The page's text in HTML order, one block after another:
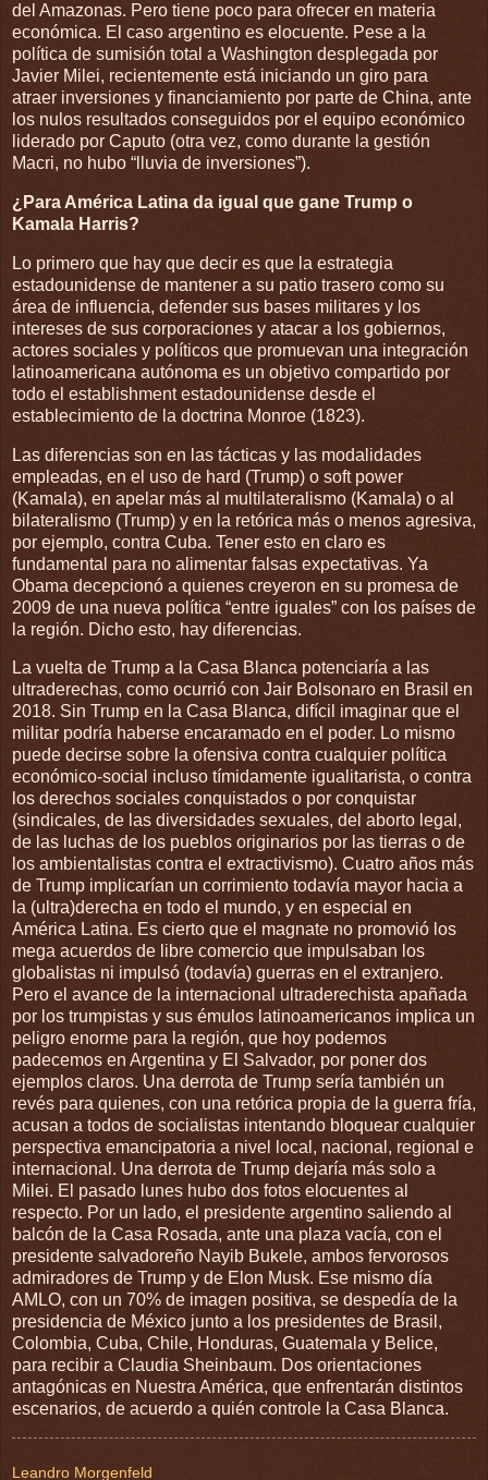
del Amazonas. Pero tiene poco para ofrecer en materia
económica. El caso argentino es elocuente. Pese a la
política de sumisión total a Washington desplegada por
Javier Milei, recientemente está iniciando un giro para
atraer inversiones y financiamiento por parte de China, ante
los nulos resultados conseguidos por el equipo económico
liderado por Caputo (otra vez, como durante la gestión
Macri, no hubo “lluvia de inversiones”).
¿Para América Latina da igual que gane Trump o
Kamala Harris?
Lo primero que hay que decir es que la estrategia
estadounidense de mantener a su patio trasero como su
área de influencia, defender sus bases militares y los
intereses de sus corporaciones y atacar a los gobiernos,
actores sociales y políticos que promuevan una integración
latinoamericana autónoma es un objetivo compartido por
todo el establishment estadounidense desde el
establecimiento de la doctrina Monroe (1823).
Las diferencias son en las tácticas y las modalidades
empleadas, en el uso de hard (Trump) o soft power
(Kamala), en apelar más al multilateralismo (Kamala) o al
bilateralismo (Trump) y en la retórica más o menos agresiva,
por ejemplo, contra Cuba. Tener esto en claro es
fundamental para no alimentar falsas expectativas. Ya
Obama decepcionó a quienes creyeron en su promesa de
2009 de una nueva política “entre iguales” con los países de
la región. Dicho esto, hay diferencias.
La vuelta de Trump a la Casa Blanca potenciaría a las
ultraderechas, como ocurrió con Jair Bolsonaro en Brasil en
2018. Sin Trump en la Casa Blanca, difícil imaginar que el
militar podría haberse encaramado en el poder. Lo mismo
puede decirse sobre la ofensiva contra cualquier política
económico-social incluso tímidamente igualitarista, o contra
los derechos sociales conquistados o por conquistar
(sindicales, de las diversidades sexuales, del aborto legal,
de las luchas de los pueblos originarios por las tierras o de
los ambientalistas contra el extractivismo). Cuatro años más
de Trump implicarían un corrimiento todavía mayor hacia a
la (ultra)derecha en todo el mundo, y en especial en
América Latina. Es cierto que el magnate no promovió los
mega acuerdos de libre comercio que impulsaban los
globalistas ni impulsó (todavía) guerras en el extranjero.
Pero el avance de la internacional ultraderechista apañada
por los trumpistas y sus émulos latinoamericanos implica un
peligro enorme para la región, que hoy podemos
padecemos en Argentina y El Salvador, por poner dos
ejemplos claros. Una derrota de Trump sería también un
revés para quienes, con una retórica propia de la guerra fría,
acusan a todos de socialistas intentando bloquear cualquier
perspectiva emancipatoria a nivel local, nacional, regional e
internacional. Una derrota de Trump dejaría más solo a
Milei. El pasado lunes hubo dos fotos elocuentes al
respecto. Por un lado, el presidente argentino saliendo al
balcón de la Casa Rosada, ante una plaza vacía, con el
presidente salvadoreño Nayib Bukele, ambos fervorosos
admiradores de Trump y de Elon Musk. Ese mismo día
AMLO, con un 70% de imagen positiva, se despedía de la
presidencia de México junto a los presidentes de Brasil,
Colombia, Cuba, Chile, Honduras, Guatemala y Belice,
para recibir a Claudia Sheinbaum. Dos orientaciones
antagónicas en Nuestra América, que enfrentarán distintos
escenarios, de acuerdo a quién controle la Casa Blanca.
Leandro Morgenfeld